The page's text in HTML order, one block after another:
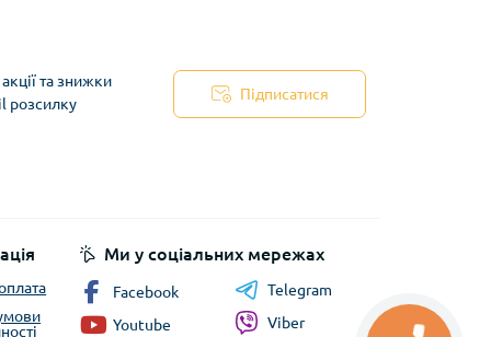
та знижки
розсилку
Підписатися
Ми у соціальних мережах
Facebook
Youtube
Telegram
Viber